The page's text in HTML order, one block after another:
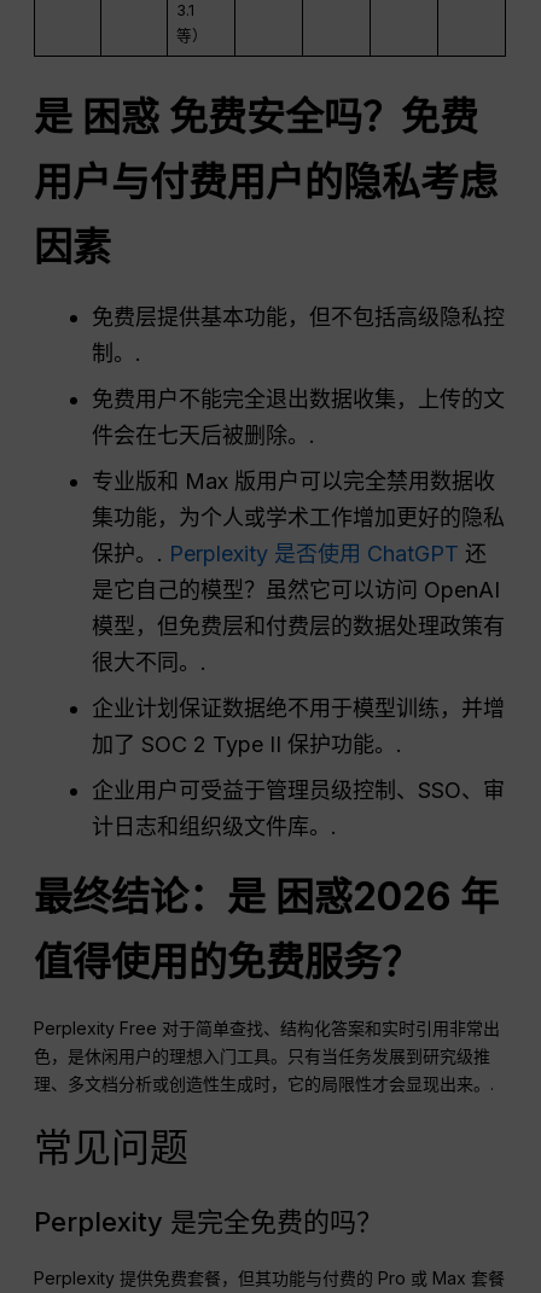
3.1
等）
是 困惑 免费安全吗？免费
用户与付费用户的隐私考虑
因素
免费层提供基本功能，但不包括高级隐私控
制。.
免费用户不能完全退出数据收集，上传的文
件会在七天后被删除。.
专业版和 Max 版用户可以完全禁用数据收
集功能，为个人或学术工作增加更好的隐私
保护。. Perplexity 是否使用 ChatGPT 还
是它自己的模型？虽然它可以访问 OpenAI
模型，但免费层和付费层的数据处理政策有
很大不同。.
企业计划保证数据绝不用于模型训练，并增
加了 SOC 2 Type II 保护功能。.
企业用户可受益于管理员级控制、SSO、审
计日志和组织级文件库。.
最终结论：是 困惑2026 年
值得使用的免费服务？
Perplexity Free 对于简单查找、结构化答案和实时引用非常出
色，是休闲用户的理想入门工具。只有当任务发展到研究级推
理、多文档分析或创造性生成时，它的局限性才会显现出来。.
常见问题
Perplexity 是完全免费的吗？
Perplexity 提供免费套餐，但其功能与付费的 Pro 或 Max 套餐